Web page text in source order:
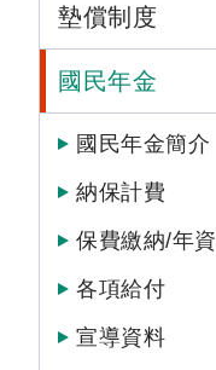
墊償制度
國民年金
國民年金簡介
納保計費
保費繳納/年資
各項給付
宣導資料